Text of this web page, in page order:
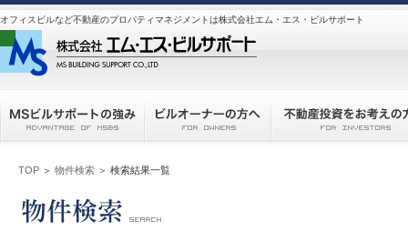
オフィスビルなど不動産のプロパティマネジメントは株式会社エム・エス・ビルサポート
TOP ＞ 物件検索 ＞ 検索結果一覧